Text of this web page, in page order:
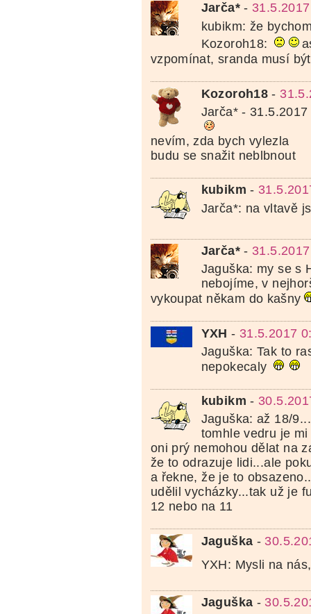
Jarča*-
kubikm: že
Kozoroh18:
vzpomínat, sranda musí být
Kozoroh18 -
Jarča* - 31.5.2017
nevím, zda bych vylezla
budu se snažit neblbnout
kubikm -
Jarča*: na vltavě
Jarča*-
Jaguška: my se s
nebojíme, v
vykoupat někam do kašny
YXH - 31.5.2017
Jaguška: Tak to
nepokecaly
kubikm -
Jaguška: až 18/
tomhle vedru je
oni prý nemohou dělat na
že to odrazuje lidi...ale
a řekne, že je to
udělil vycházky...tak už je
12 nebo na 11
Jaguška -
YXH: Mysli na
Jaguška -